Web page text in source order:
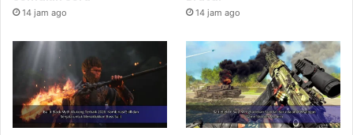
14 jam ago 14 jam ago